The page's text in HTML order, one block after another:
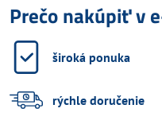
Prečo nakúpiť v
široká ponuka
rýchle doručenie